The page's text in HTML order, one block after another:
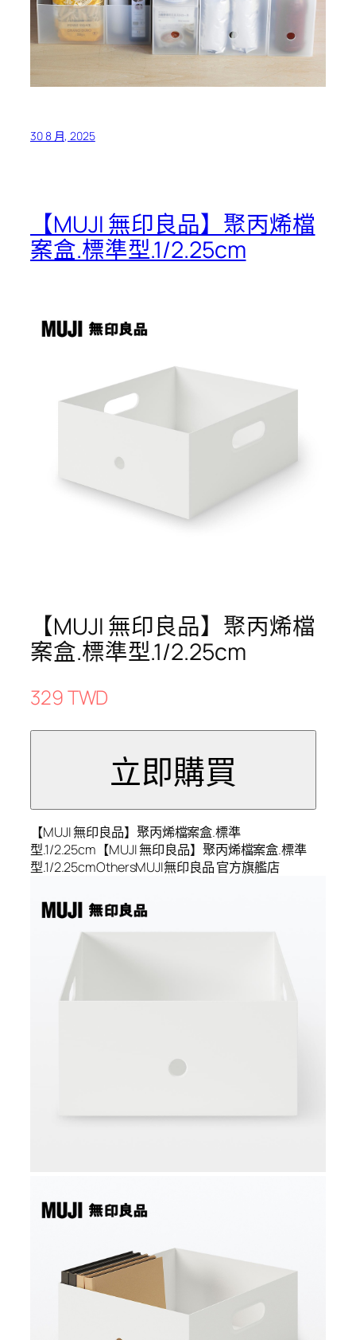
30 8 月, 2025
【MUJI 無印良品】聚丙烯檔
案盒.標準型.1/2.25cm
【MUJI 無印良品】聚丙烯檔
案盒.標準型.1/2.25cm
329 TWD
【MUJI 無印良品】聚丙烯檔案盒.標準
型.1/2.25cm【MUJI 無印良品】聚丙烯檔案盒.標準
型.1/2.25cmOthersMUJI無印良品 官方旗艦店